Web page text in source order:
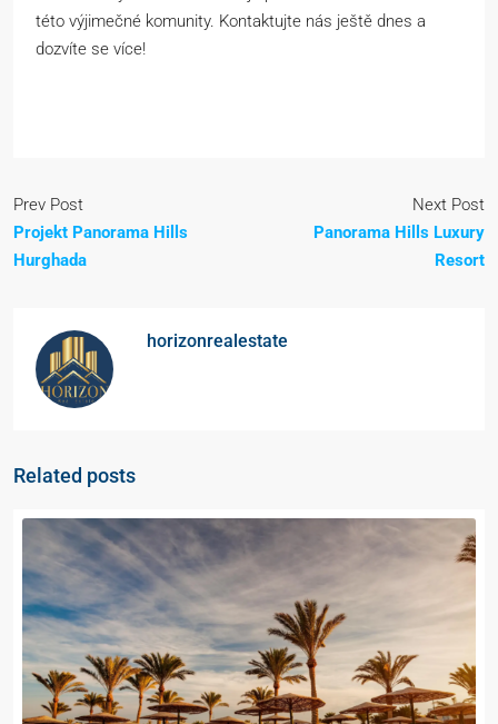
této výjimečné komunity. Kontaktujte nás ještě dnes a
dozvíte se více!
Prev Post
Projekt Panorama Hills
Hurghada
Next Post
Panorama Hills Luxury
Resort
horizonrealestate
Related posts